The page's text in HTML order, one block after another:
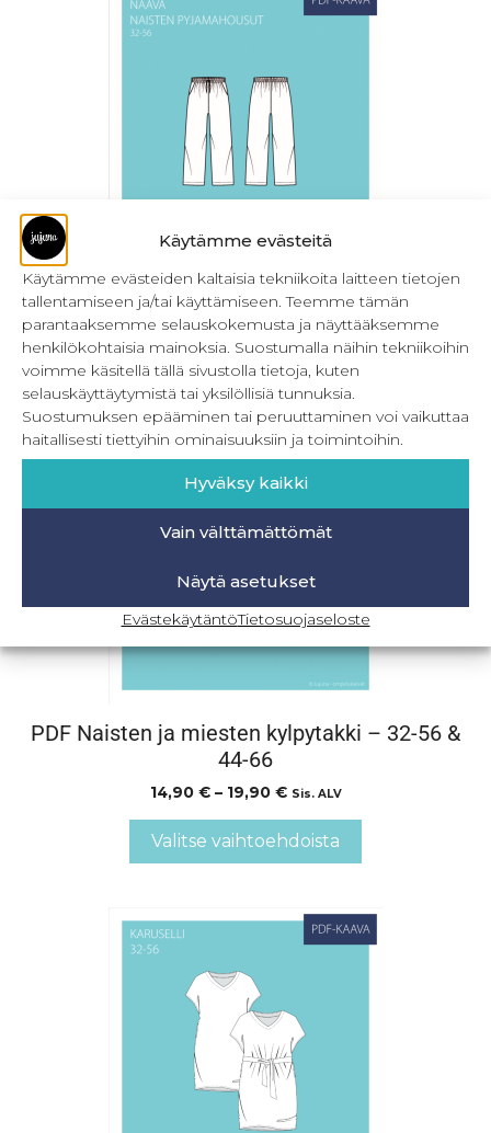
Käytämme evästeitä
Käytämme evästeiden kaltaisia tekniikoita laitteen tietojen
tallentamiseen ja/tai käyttämiseen. Teemme tämän
parantaaksemme selauskokemusta ja näyttääksemme
henkilökohtaisia mainoksia. Suostumalla näihin tekniikoihin
voimme käsitellä tällä sivustolla tietoja, kuten
selauskäyttäytymistä tai yksilöllisiä tunnuksia.
Suostumuksen epääminen tai peruuttaminen voi vaikuttaa
haitallisesti tiettyihin ominaisuuksiin ja toimintoihin.
Hyväksy kaikki
Vain välttämättömät
Näytä asetukset
EvästekäytäntöTietosuojaseloste
PDF Naava naisten pyjamahousut 32-56
10,90 Sis. ALV
Lisää ostoskoriin
PDF Naisten ja miesten kylpytakki – 32-56 &
44-66
14,90 € – 19,90 € Sis. ALV
Valitse vaihtoehdoista